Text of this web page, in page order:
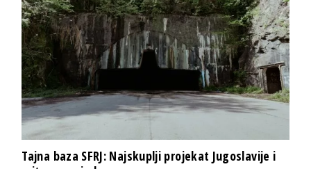
Tajna baza SFRJ: Najskuplji projekat Jugoslavije i